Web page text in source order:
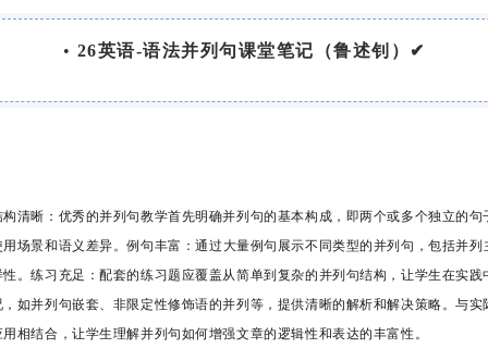
• 26英语-语法并列句课堂笔记（鲁述钊）✔
清晰 ：优秀的并列句教学首先明确并列句的基本构成，即两个或多个独立的
场景和语义差异。例句丰富 ：通过大量例句展示不同类型的并列句，包括并
。练习充足 ：配套的练习题应覆盖从简单到复杂的并列句结构，让学生在实
如并列句嵌套、非限定性修饰语的并列等，提供清晰的解析和解决策略。与实
相结合，让学生理解并列句如何增强文章的逻辑性和表达的丰富性。